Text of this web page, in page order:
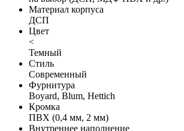
Материал корпуса
ДСП
Цвет
<
Темный
Стиль
Современный
Фурнитура
Boyard, Blum, Hettich
Кромка
ПВХ (0,4 мм, 2 мм)
Внутреннее наполнение